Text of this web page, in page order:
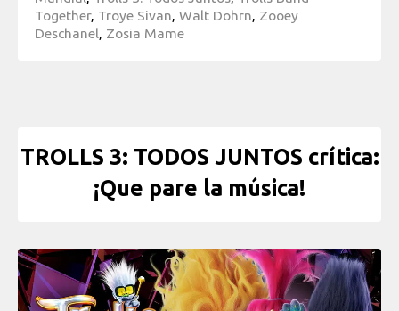
Together, Troye Sivan, Walt Dohrn, Zooey
Deschanel, Zosia Mame
TROLLS 3: TODOS JUNTOS crítica:
¡Que pare la música!